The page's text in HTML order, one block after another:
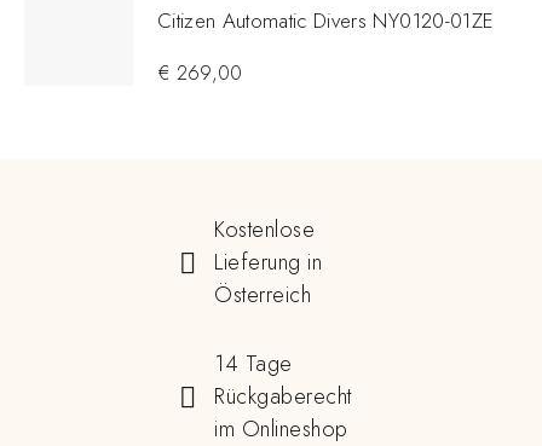
Citizen Automatic Divers NY0120-01ZE
€ 269,00
Kostenlose
Lieferung in
Österreich
14 Tage
Rückgaberecht
im Onlineshop